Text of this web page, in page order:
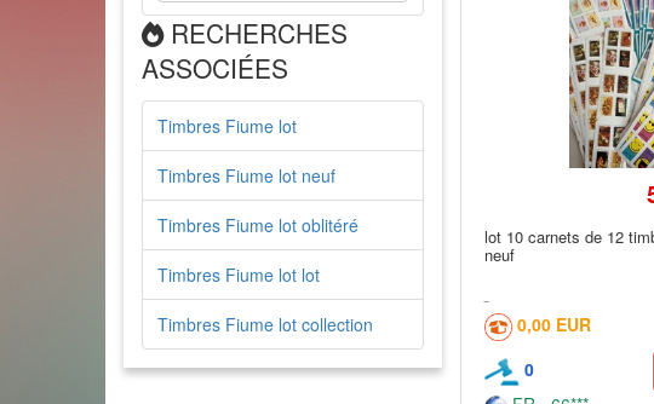
RECHERCHES
ASSOCIÉES
Timbres Fiume lot
Timbres Fiume lot neuf
Timbres Fiume lot oblitéré
Timbres Fiume lot lot
Timbres Fiume lot collection
lot 10 carnets de 12
neuf
0,00 EUR
0